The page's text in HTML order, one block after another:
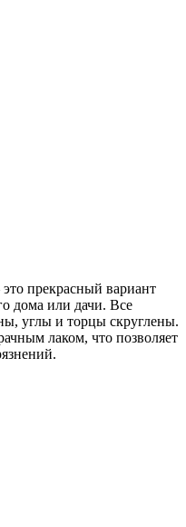
прекрасный вариант
дома или дачи. Все
углы и торцы скруглены.
лаком, что позволяет